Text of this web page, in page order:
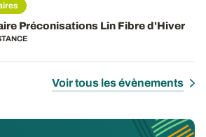
Préconisations Lin Fibre d'Hiver
Voir tous les évènements